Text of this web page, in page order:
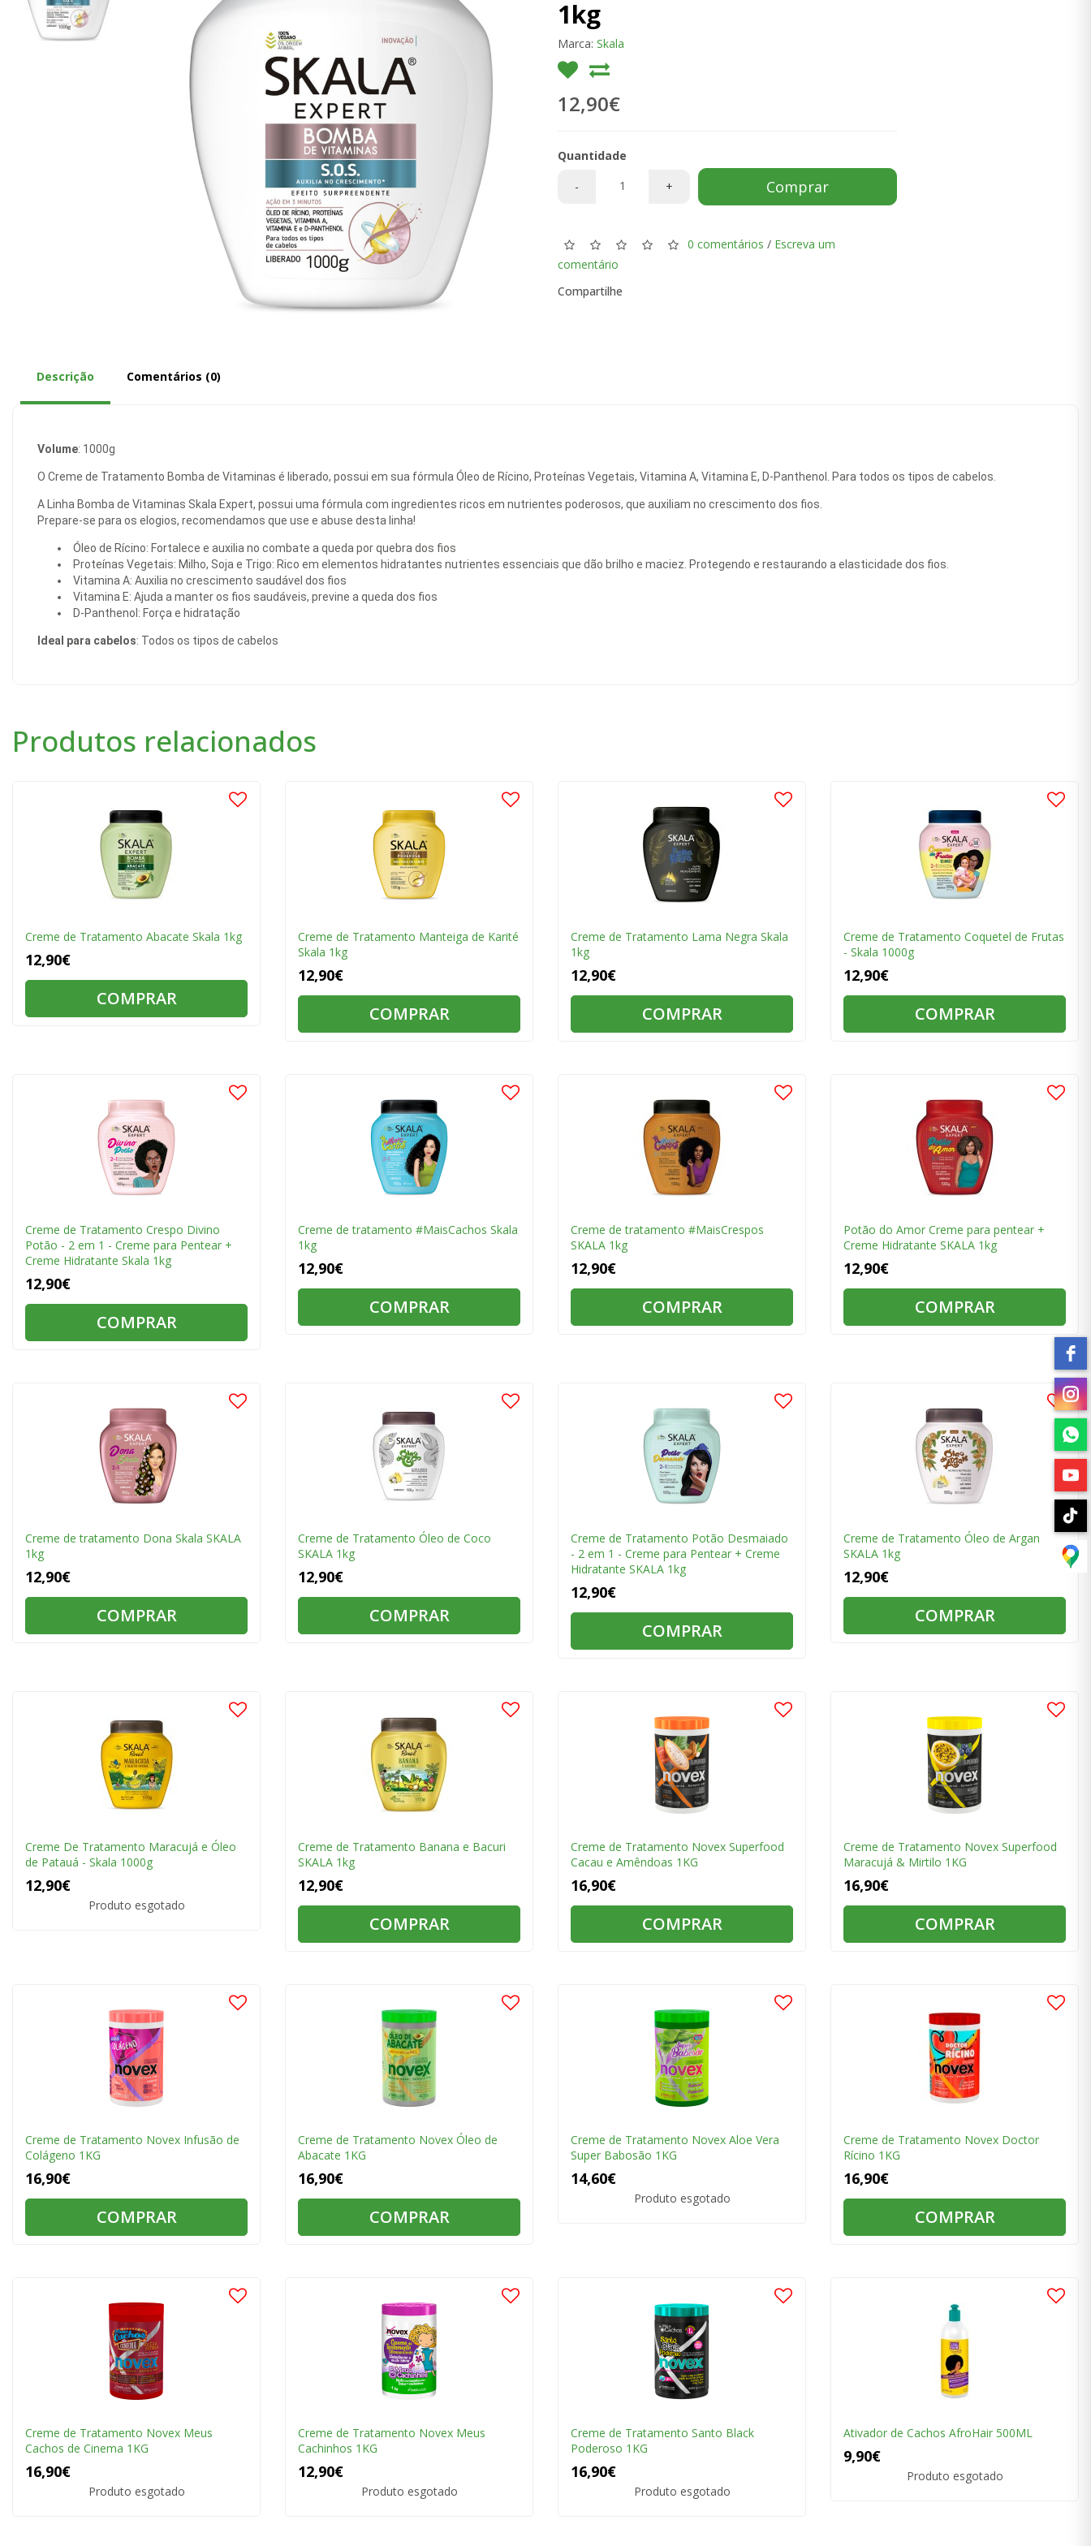
1kg
Marca: Skala
12,90€
Quantidade
-
+ Comprar
0 comentários / Escreva um
comentário
Compartilhe
Descrição Comentários (0)
Volume: 1000g
O Creme de Tratamento Bomba de Vitaminas é liberado, possui em sua fórmula Óleo de Rícino, Proteínas Vegetais, Vitamina A, Vitamina E, D-Panthenol. Para todos os tipos de cabelos.
A Linha Bomba de Vitaminas Skala Expert, possui uma fórmula com ingredientes ricos em nutrientes poderosos, que auxiliam no crescimento dos fios.
Prepare-se para os elogios, recomendamos que use e abuse desta linha!
Óleo de Rícino: Fortalece e auxilia no combate a queda por quebra dos fios
Proteínas Vegetais: Milho, Soja e Trigo: Rico em elementos hidratantes nutrientes essenciais que dão brilho e maciez. Protegendo e restaurando a elasticidade dos fios.
Vitamina A: Auxilia no crescimento saudável dos fios
Vitamina E: Ajuda a manter os fios saudáveis, previne a queda dos fios
D-Panthenol: Força e hidratação
Ideal para cabelos: Todos os tipos de cabelos
Produtos relacionados
Creme de Tratamento Abacate Skala 1kg
12,90€
COMPRAR
Creme de Tratamento Manteiga de Karité
Skala 1kg
12,90€
COMPRAR
Creme de Tratamento Lama Negra Skala
1kg
12,90€
COMPRAR
Creme de Tratamento Coquetel de Frutas
- Skala 1000g
12,90€
COMPRAR
Creme de Tratamento Crespo Divino
Potão - 2 em 1 - Creme para Pentear +
Creme Hidratante Skala 1kg
12,90€
COMPRAR
Creme de tratamento #MaisCachos Skala
1kg
12,90€
COMPRAR
Creme de tratamento #MaisCrespos
SKALA 1kg
12,90€
COMPRAR
Potão do Amor Creme para pentear +
Creme Hidratante SKALA 1kg
12,90€
COMPRAR
Creme de tratamento Dona Skala SKALA
1kg
12,90€
COMPRAR
Creme de Tratamento Óleo de Coco
SKALA 1kg
12,90€
COMPRAR
Creme de Tratamento Potão Desmaiado
- 2 em 1 - Creme para Pentear + Creme
Hidratante SKALA 1kg
12,90€
COMPRAR
Creme de Tratamento Óleo de Argan
SKALA 1kg
12,90€
COMPRAR
Creme De Tratamento Maracujá e Óleo
de Patauá - Skala 1000g
12,90€
Produto esgotado
Creme de Tratamento Banana e Bacuri
SKALA 1kg
12,90€
COMPRAR
Creme de Tratamento Novex Superfood
Cacau e Amêndoas 1KG
16,90€
COMPRAR
Creme de Tratamento Novex Superfood
Maracujá & Mirtilo 1KG
16,90€
COMPRAR
Creme de Tratamento Novex Infusão de
Colágeno 1KG
16,90€
COMPRAR
Creme de Tratamento Novex Óleo de
Abacate 1KG
16,90€
COMPRAR
Creme de Tratamento Novex Aloe Vera
Super Babosão 1KG
14,60€
Produto esgotado
Creme de Tratamento Novex Doctor
Rícino 1KG
16,90€
COMPRAR
Creme de Tratamento Novex Meus
Cachos de Cinema 1KG
16,90€
Produto esgotado
Creme de Tratamento Novex Meus
Cachinhos 1KG
12,90€
Produto esgotado
Creme de Tratamento Santo Black
Poderoso 1KG
16,90€
Produto esgotado
Ativador de Cachos AfroHair 500ML
9,90€
Produto esgotado